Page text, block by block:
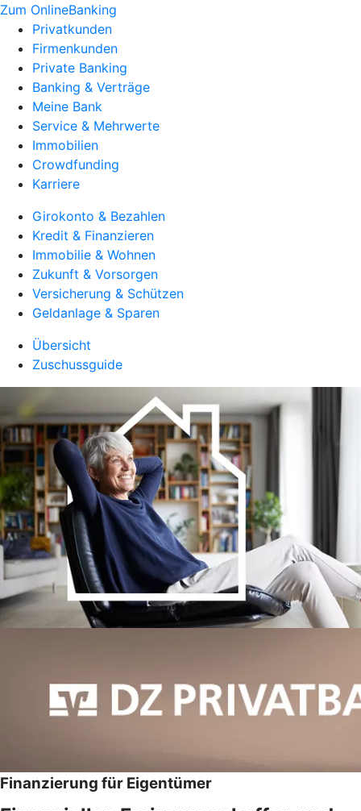
Zum OnlineBanking
Privatkunden
Firmenkunden
Private Banking
Banking & Verträge
Meine Bank
Service & Mehrwerte
Immobilien
Crowdfunding
Karriere
Girokonto & Bezahlen
Kredit & Finanzieren
Immobilie & Wohnen
Zukunft & Vorsorgen
Versicherung & Schützen
Geldanlage & Sparen
Übersicht
Zuschussguide
Finanzierung für Eigentümer